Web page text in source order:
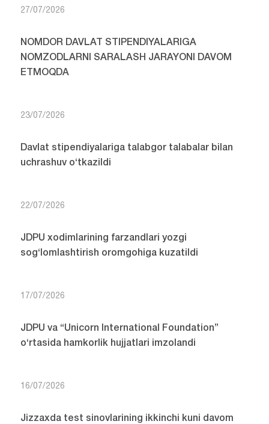
27/07/2026
NOMDOR DAVLAT STIPENDIYALARIGA
NOMZODLARNI SARALASH JARAYONI DAVOM
ETMOQDA
23/07/2026
Davlat stipendiyalariga talabgor talabalar bilan
uchrashuv o‘tkazildi
22/07/2026
JDPU xodimlarining farzandlari yozgi
sog‘lomlashtirish oromgohiga kuzatildi
17/07/2026
JDPU va “Unicorn International Foundation”
o‘rtasida hamkorlik hujjatlari imzolandi
16/07/2026
Jizzaxda test sinovlarining ikkinchi kuni davom